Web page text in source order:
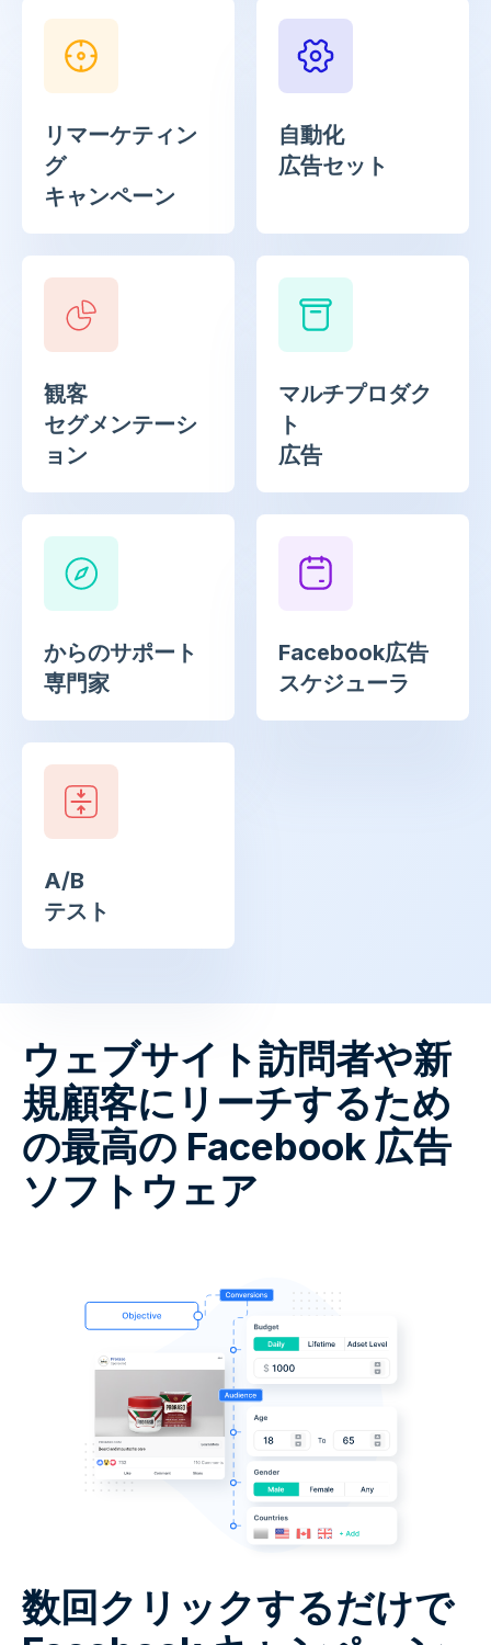
リマーケティン
グ
キャンペーン
自動化
広告セット
観客
セグメンテーシ
ョン
マルチプロダク
ト
広告
からのサポート
専門家
Facebook広告
スケジューラ
A/B
テスト
ウェブサイト訪問者や新
規顧客にリーチするため
の最高の Facebook 広告
ソフトウェア
数回クリックするだけで